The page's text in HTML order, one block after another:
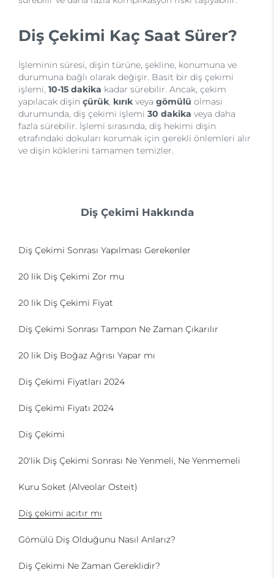
Diş Çekimi Kaç Saat Sürer?
İşleminin süresi, dişin türüne, şekline, konumuna ve
durumuna bağlı olarak değişir. Basit bir diş çekimi
işlemi, 10-15 dakika kadar sürebilir. Ancak, çekim
yapılacak dişin çürük, kırık veya gömülü olması
durumunda, diş çekimi işlemi 30 dakika veya daha
fazla sürebilir. İşlemi sırasında, diş hekimi dişin
etrafındaki dokuları korumak için gerekli önlemleri alır
ve dişin köklerini tamamen temizler.
Diş Çekimi Hakkında
Diş Çekimi Sonrası Yapılması Gerekenler
20 lik Diş Çekimi Zor mu
20 lik Diş Çekimi Fiyat
Diş Çekimi Sonrası Tampon Ne Zaman Çıkarılır
20 lik Diş Boğaz Ağrısı Yapar mı
Diş Çekimi Fiyatları 2024
Diş Çekimi Fiyatı 2024
Diş Çekimi
20'lik Diş Çekimi Sonrası Ne Yenmeli, Ne Yenmemeli
Kuru Soket (Alveolar Osteit)
Diş çekimi acıtır mı
Gömülü Diş Olduğunu Nasıl Anlarız?
Diş Çekimi Ne Zaman Gereklidir?